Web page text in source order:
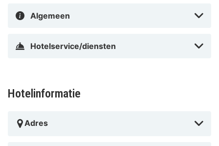
Algemeen
Hotelservice/diensten
Hotelinformatie
Adres